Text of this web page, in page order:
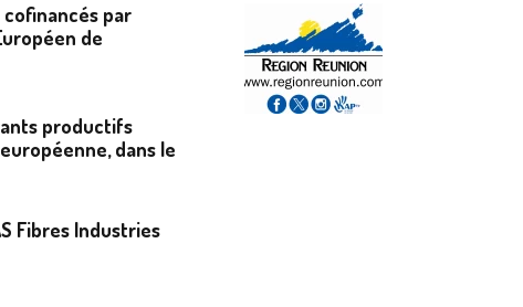
par
de
productifs
européenne, dans le
Fibres Industries